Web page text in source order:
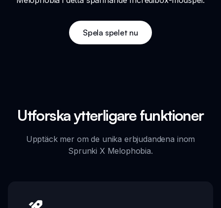
Spela spelet nu
Utforska ytterligare funktioner
Upptäck mer om de unika erbjudandena inom
Sprunki X Melophobia.